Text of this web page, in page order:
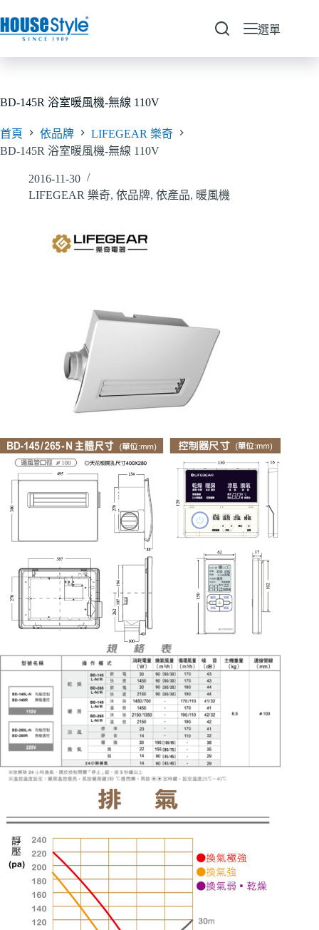
至
要
選單
BD-145R 浴室暖風機-無線 110V
首頁 依品牌
LIFEGEAR 樂奇
BD-145R 浴室暖風機-無線 110V
2016-11-30
LIFEGEAR 樂奇, 依品牌, 依產品, 暖風機